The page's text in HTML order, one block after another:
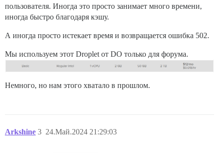
пользователя. Иногда это просто занимает много времени,
иногда быстро благодаря кэшу.
А иногда просто истекает время и возвращается ошибка 502.
Мы используем этот Droplet от DO только для форума.
Немного, но нам этого хватало в прошлом.
Arkshine 24.Май.2024 21:29:03
3